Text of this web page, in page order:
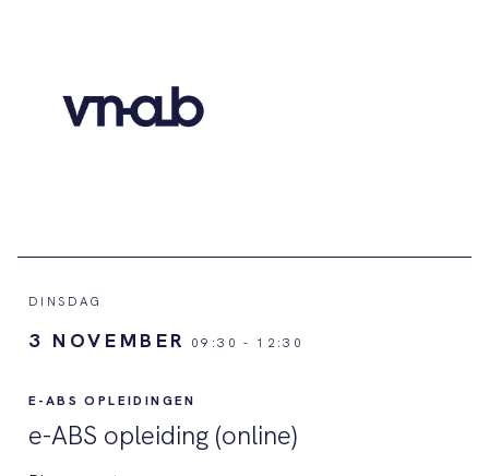
DINSDAG
3 NOVEMBER 09:30 - 12:30
E-ABS OPLEIDINGEN
e-ABS opleiding (online)